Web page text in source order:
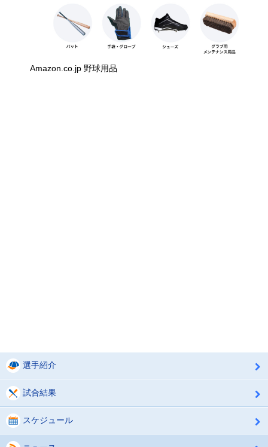
Amazon.co.jp 野球用品
選手紹介
試合結果
スケジュール